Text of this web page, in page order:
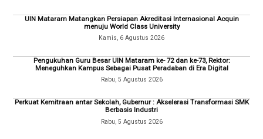
UIN Mataram Matangkan Persiapan Akreditasi Internasional Acquin
menuju World Class University
Kamis, 6 Agustus 2026
Pengukuhan Guru Besar UIN Mataram ke- 72 dan ke-73, Rektor:
Meneguhkan Kampus Sebagai Pusat Peradaban di Era Digital
Rabu, 5 Agustus 2026
Perkuat Kemitraan antar Sekolah, Gubernur : Akselerasi Transformasi SMK
Berbasis Industri
Rabu, 5 Agustus 2026